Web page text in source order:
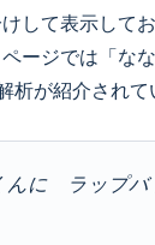
して表示して
ージでは「な
析が紹介されて
んに ラップ